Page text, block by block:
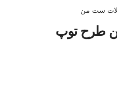
ست من
طرح توپ